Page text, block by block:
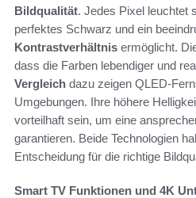
Bildqualität. Jedes Pixel leuchtet
perfektes Schwarz und ein
Kontrastverhältnis ermöglicht.
dass die Farben lebendiger und
Vergleich dazu zeigen QLED-
Umgebungen. Ihre höhere
vorteilhaft sein, um eine
garantieren. Beide Technologien
Entscheidung für die richtige
Smart TV Funktionen und 4K